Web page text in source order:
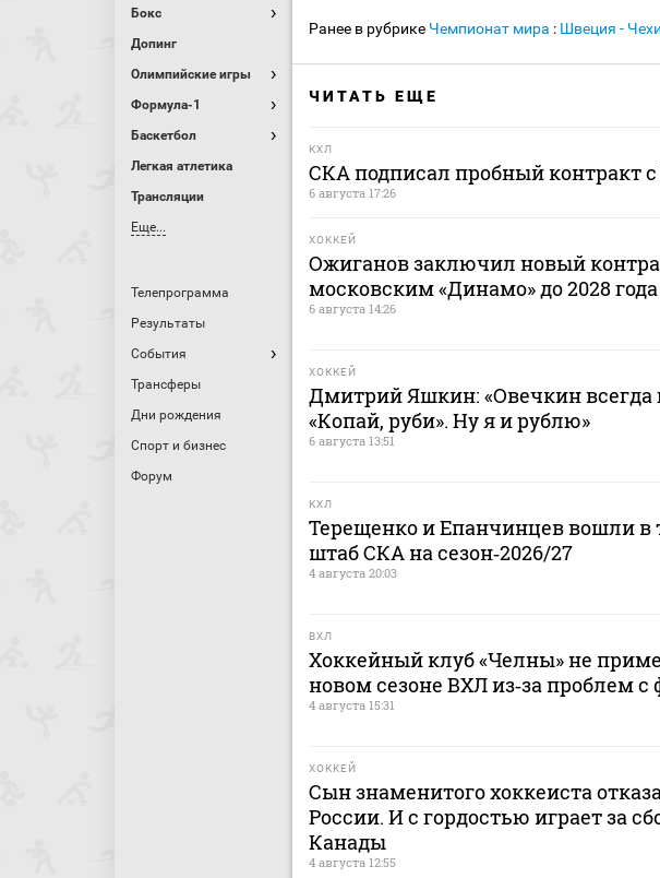
Бокс
Допинг
Олимпийские игры
Формула-1
Баскетбол
Легкая атлетика
Трансляции
Еще...
Телепрограмма
Результаты
События
Трансферы
Дни рождения
Спорт и бизнес
Форум
Ранее в рубрике Чемпионат мира : Швеция -
ЧИТАТЬ ЕЩЕ
КХЛ
СКА подписал пробный
6 августа 17:26
ХОККЕЙ
Ожиганов заключил новый
московским «Динамо» до 2028 года
6 августа 14:26
ХОККЕЙ
Дмитрий Яшкин: «Овечкин всегда
«Копай, руби». Ну я и рублю»
6 августа 13:51
КХЛ
Терещенко и Епанчинцев вошли в
штаб СКА на сезон‑2026/27
4 августа 20:03
ВХЛ
Хоккейный клуб «Челны» не
новом сезоне ВХЛ из‑за проблем
4 августа 15:31
ХОККЕЙ
Сын знаменитого хоккеиста
России. И с гордостью играет за
Канады
4 августа 12:55